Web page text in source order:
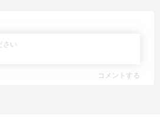
コメントする